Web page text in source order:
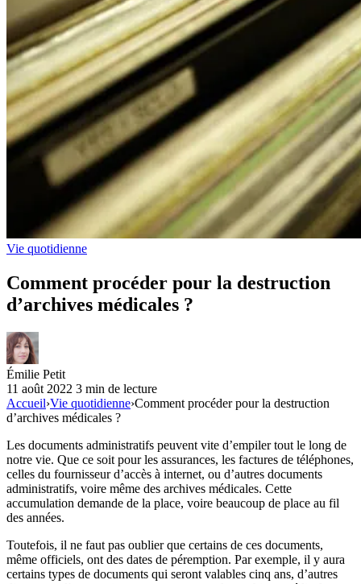
Vie quotidienne
Comment procéder pour la destruction
d’archives médicales ?
Émilie Petit
11 août 2022 3 min de lecture
Accueil›Vie quotidienne›Comment procéder pour la destruction
d’archives médicales ?
Les documents administratifs peuvent vite d’empiler tout le long de
notre vie. Que ce soit pour les assurances, les factures de téléphones,
celles du fournisseur d’accès à internet, ou d’autres documents
administratifs, voire même des archives médicales. Cette
accumulation demande de la place, voire beaucoup de place au fil
des années.
Toutefois, il ne faut pas oublier que certains de ces documents,
même officiels, ont des dates de péremption. Par exemple, il y aura
certains types de documents qui seront valables cinq ans, d’autres